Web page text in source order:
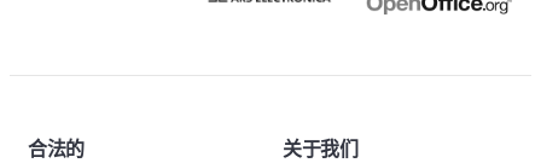
合法的 关于我们